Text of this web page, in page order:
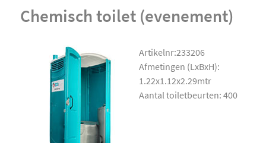
Chemisch toilet (evenement)
Artikelnr:233206
Afmetingen (LxBxH):
1.22x1.12x2.29mtr
Aantal toiletbeurten: 400